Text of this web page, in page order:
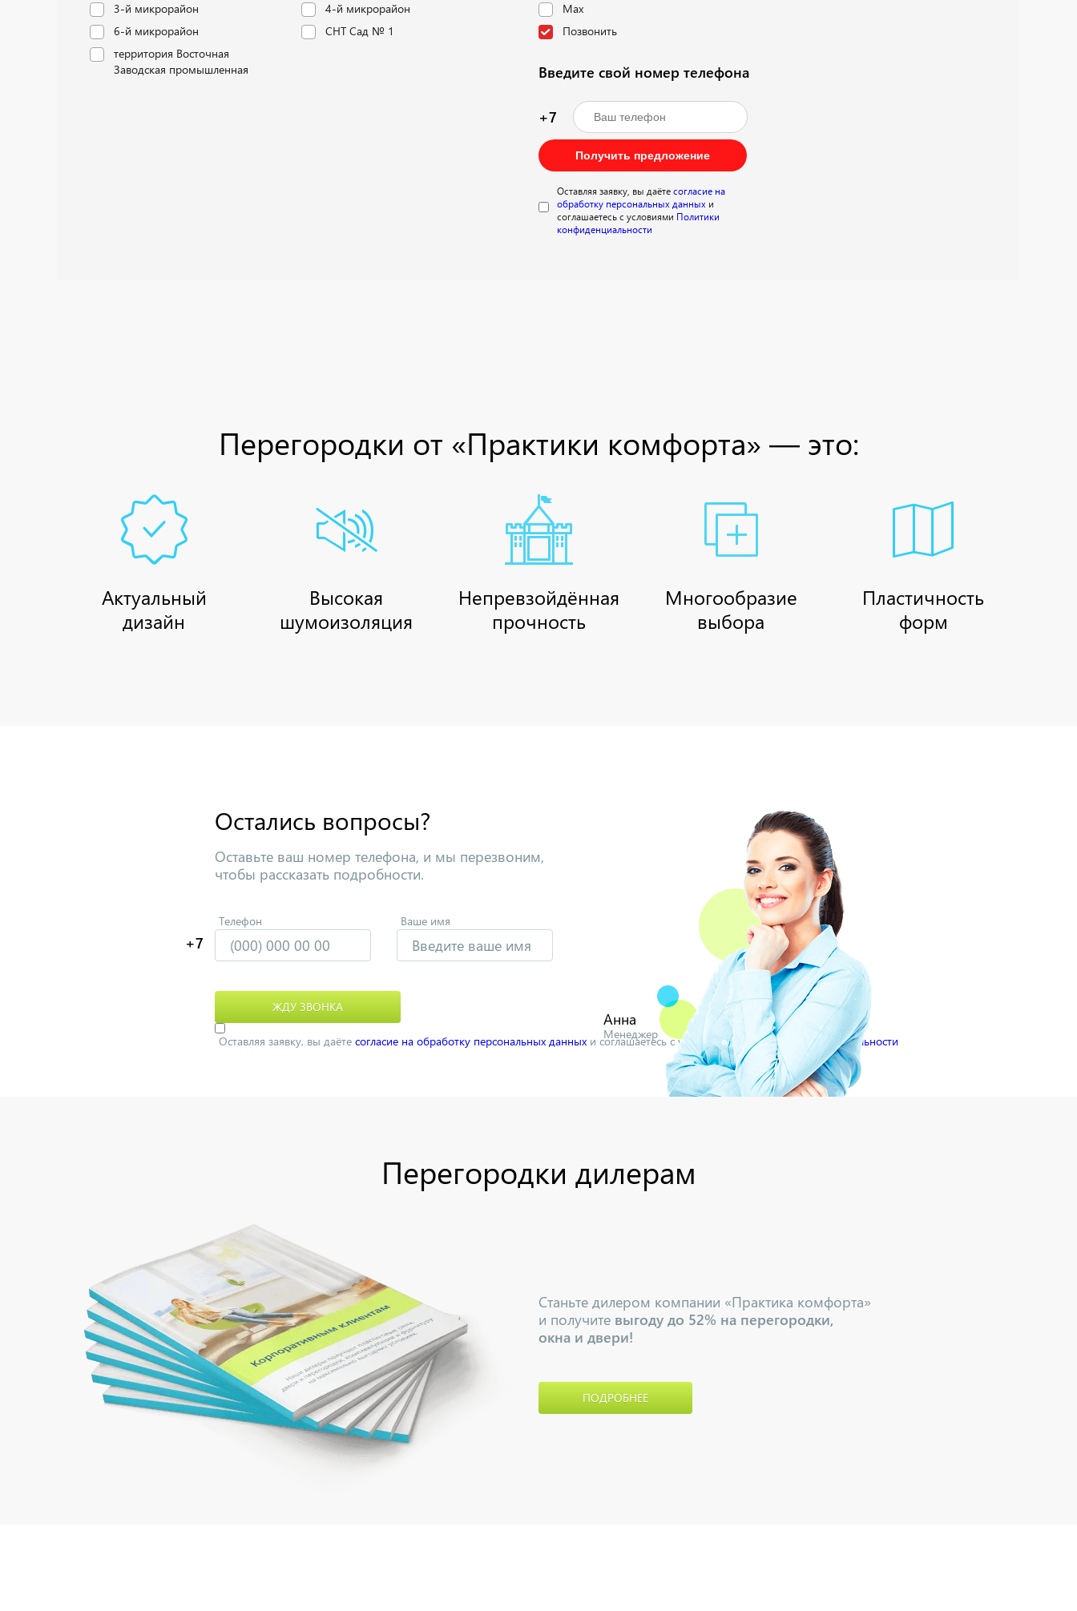
3-й микрорайон
4-й микрорайон
6-й микрорайон
СНТ Сад № 1
территория Восточная
Заводская промышленная
Max
Позвонить
Введите свой номер телефона
+7
Получить предложение
Оставляя заявку, вы даётесогласие на
обработку персональных данных и
соглашаетесь с условиями Политики
конфиденциальности
Перегородки от «Практики комфорта» — это:
Актуальный
дизайн
Высокая
шумоизоляция
Непревзойдённая
прочность
Многообразие
выбора
Пластичность
форм
Остались вопросы?
Оставьте ваш номер телефона, и мы перезвоним,
чтобы рассказать подробности.
Телефон Ваше имя
Оставляя заявку, вы даёте согласие на обработку персональных данных и соглашаетесь с условиями Политики конфиденциальности
Анна
Менеджер
Перегородки дилерам
Станьте дилером компании «Практика комфорта»
и получите выгоду до 52% на перегородки,
окна и двери!
ПОДРОБНЕЕ